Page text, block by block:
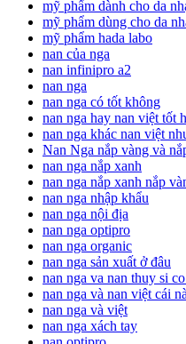
mỹ phẩm dành cho da
mỹ phẩm dùng cho da
mỹ phẩm hada labo
nan của nga
nan infinipro a2
nan nga
nan nga có tốt không
nan nga hay nan việt tốt
nan nga khác nan việt
Nan Nga nắp vàng và
nan nga nắp xanh
nan nga nắp xanh nắp
nan nga nhập khẩu
nan nga nội địa
nan nga optipro
nan nga organic
nan nga sản xuất ở đâu
nan nga va nan thuy si
nan nga và nan việt cái
nan nga và việt
nan nga xách tay